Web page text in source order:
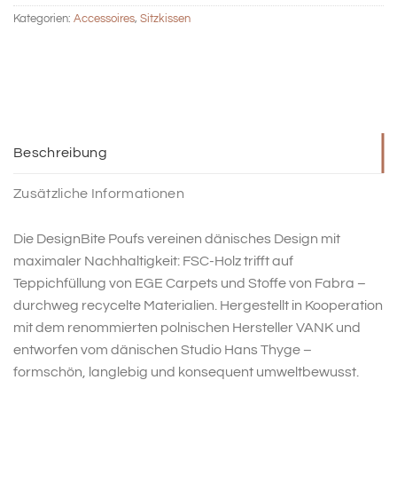
Kategorien: Accessoires, Sitzkissen
Beschreibung
Zusätzliche Informationen
Die DesignBite Poufs vereinen dänisches Design mit
maximaler Nachhaltigkeit: FSC-Holz trifft auf
Teppichfüllung von EGE Carpets und Stoffe von Fabra –
durchweg recycelte Materialien. Hergestellt in Kooperation
mit dem renommierten polnischen Hersteller VANK und
entworfen vom dänischen Studio Hans Thyge –
formschön, langlebig und konsequent umweltbewusst.